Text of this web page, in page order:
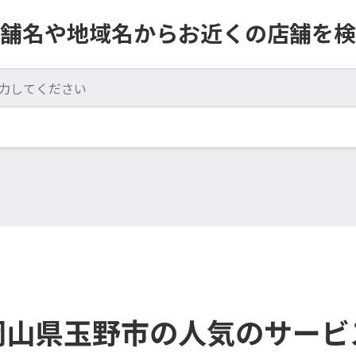
名や地域名からお近くの店舗を
県玉野市の人気のサー